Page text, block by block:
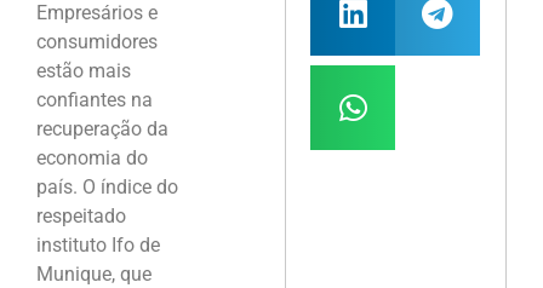
Empresários e
consumidores
estão mais
confiantes na
recuperação da
economia do
país. O índice do
respeitado
instituto Ifo de
Munique, que